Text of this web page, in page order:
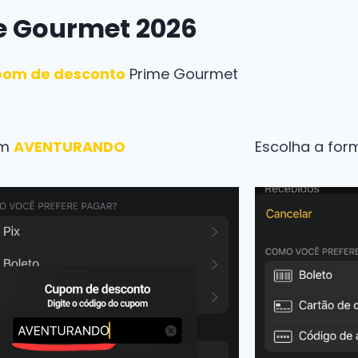
Gourmet 2026
de desconto Prime Gourmet
AVENTURANDO Escolha a